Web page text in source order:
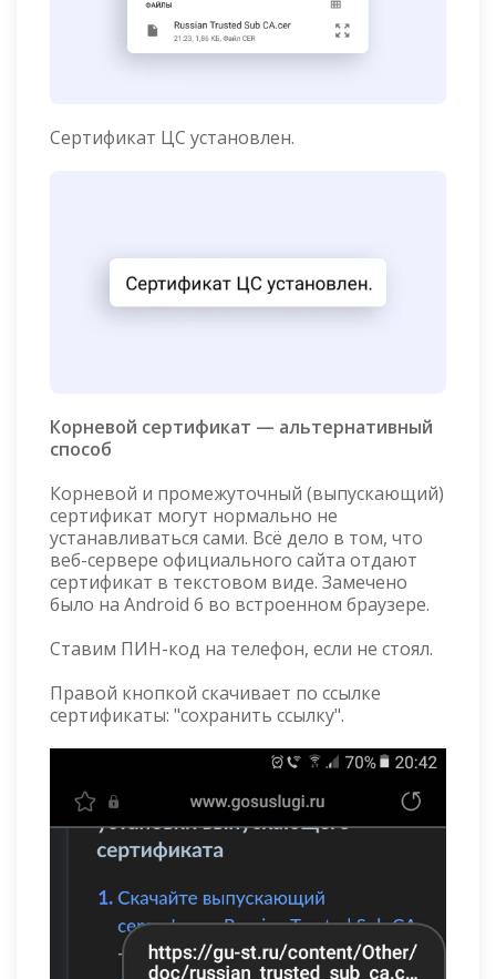
Сертификат ЦС установлен.
Корневой сертификат — альтернативный
способ
Корневой и промежуточный (выпускающий)
сертификат могут нормально не
устанавливаться сами. Всё дело в том, что
веб-сервере официального сайта отдают
сертификат в текстовом виде. Замечено
было на Android 6 во встроенном браузере.
Ставим ПИН-код на телефон, если не стоял.
Правой кнопкой скачивает по ссылке
сертификаты: "сохранить ссылку".